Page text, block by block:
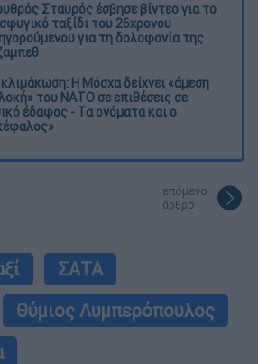
Σταυρός έσβησε βίντεο για το
ταξίδι του 26χρονου
για τη δολοφονία της
Η Μόσχα δείχνει «άμεση
του ΝΑΤΟ σε επιθέσεις σε
έδαφος - Τα ονόματα και ο
επόμενο
άρθρο
ΣΑΤΑ
Θύμιος Λυμπερόπουλος